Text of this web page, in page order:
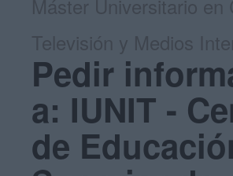
Pedir
a: IUNIT -
de